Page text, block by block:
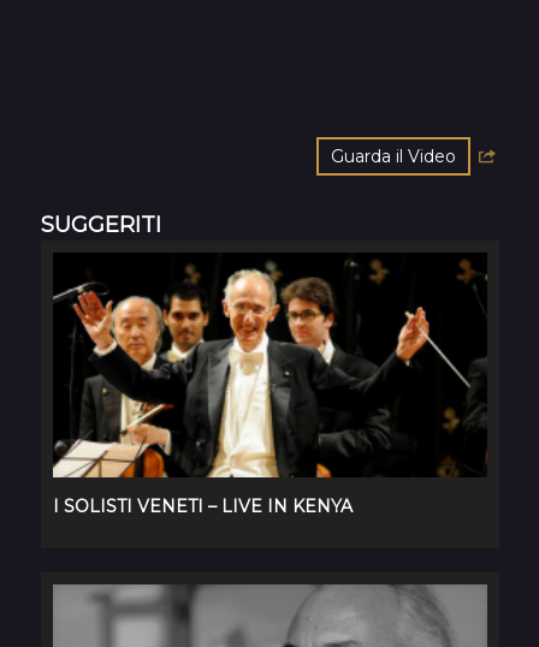
Guarda il Video
SUGGERITI
I SOLISTI VENETI – LIVE IN KENYA